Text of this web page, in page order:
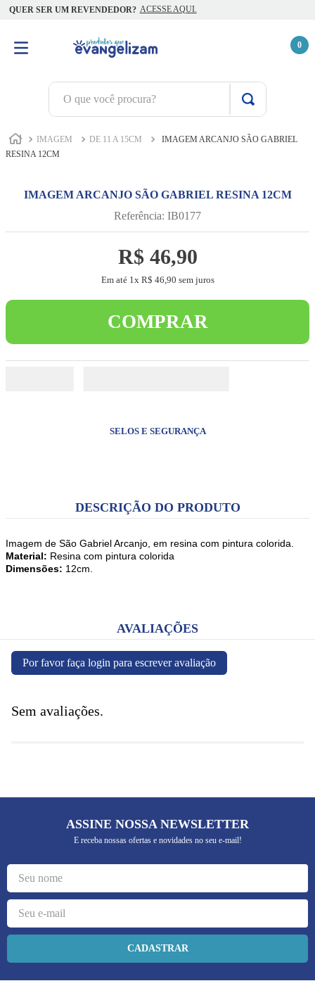
QUER SER UM REVENDEDOR? ACESSE AQUI.
0
O que você procura?
IMAGEM DE 11 A 15CM
IMAGEM ARCANJO SÃO GABRIEL
RESINA 12CM
IMAGEM ARCANJO SÃO GABRIEL RESINA 12CM
Referência: IB0177
R$ 46,90
Em até 1 x R$ 46 90 sem juros
COMPRAR
SELOS E SEGURANÇA
DESCRIÇÃO DO PRODUTO
Imagem de São Gabriel Arcanjo, em resina com pintura colorida.
Material: Resina com pintura colorida
Dimensões: 12cm.
AVALIAÇÕES
Por favor faça login para escrever avaliação
Sem avaliações.
ASSINE NOSSA NEWSLETTER
E receba nossas ofertas e novidades no seu e-mail!
CADASTRAR
3º
biblia
5º
camiseta
6 º
capelinha jesus santas chagas
7º
jesus santa chagas
8º
pulseira